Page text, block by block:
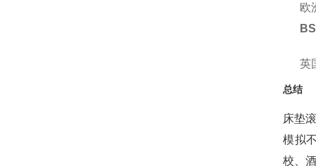
欧
英
总结
床垫
模拟
校、